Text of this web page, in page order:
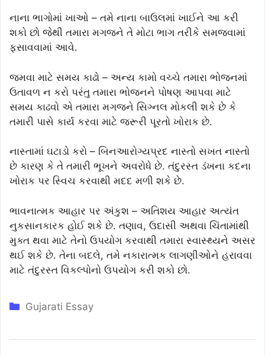
નાના ભાગોમાં ખાઓ – તમે નાના બાઉલમાં ખાઈને આ કરી
શકો છો જેથી તમારા મગજને તે મોટા ભાગ તરીકે સમજવામાં
ફસાવવામાં આવે.
જમવા માટે સમય કાઢો – અન્ય કામો વચ્ચે તમારા ભોજનમાં
ઉતાવળ ન કરો પરંતુ તમારા ભોજનને પોષણ આપવા માટે
સમય કાઢવો એ તમારા મગજને સિગ્નલ મોકલી શકે છે કે
તમારી પાસે કાર્ય કરવા માટે જરૂરી પૂરતો ખોરાક છે.
નાસ્તામાં ઘટાડો કરો – બિનઆરોગ્યપ્રદ નાસ્તો સખત નાસ્તો
છે કારણ કે તે તમારી ભૂખને અવરોધે છે. તંદુરસ્ત ડંખના કદના
ખોરાક પર સ્વિચ કરવાથી મદદ મળી શકે છે.
ભાવનાત્મક આહાર પર અંકુશ – અતિશય આહાર અત્યંત
નુકસાનકારક હોઈ શકે છે. તણાવ, ઉદાસી અથવા ચિંતામાંથી
મુક્ત થવા માટે તેનો ઉપયોગ કરવાથી તમારા સ્વાસ્થ્યને અસર
થઈ શકે છે. તેના બદલે, તમે નકારાત્મક લાગણીઓને હરાવવા
માટે તંદુરસ્ત વિકલ્પોનો ઉપયોગ કરી શકો છો.
Categories
Gujarati Essay